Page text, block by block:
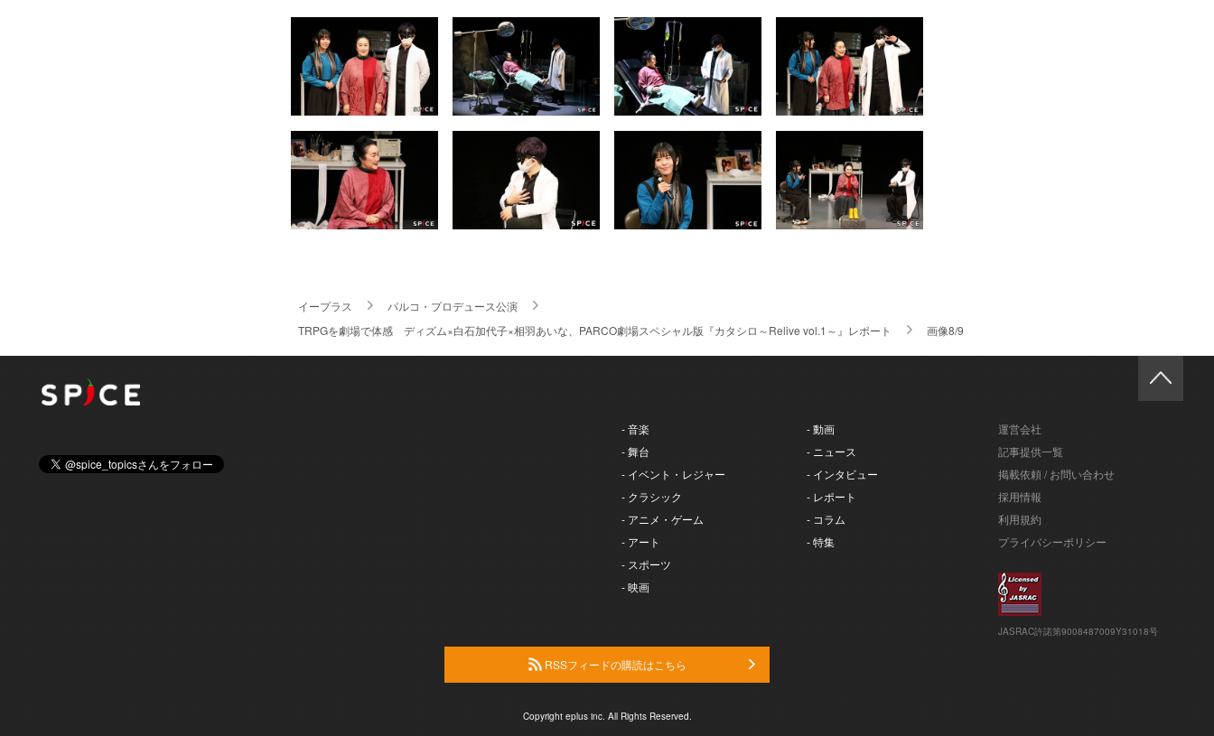
イープラス
パルコ・プロデュース公演
TRPGを劇場で体感 ディズム×白石加代子×相羽あいな、PARCO劇場スペシャル版『カタシロ～Relive vol.1～』レポート
画像8/9
- 音楽
- 舞台
- イベント・レジャー
- クラシック
- アニメ・ゲーム
- アート
- スポーツ
- 映画
- 動画
- ニュース
- インタビュー
- レポート
- コラム
- 特集
運営会社
記事提供一覧
掲載依頼 / お問い合わせ
採用情報
利用規約
プライバシーポリシー
JASRAC許諾第9008487009Y31018号
RSSフィードの購読はこちら
Copyright eplus inc. All Rights Reserved.